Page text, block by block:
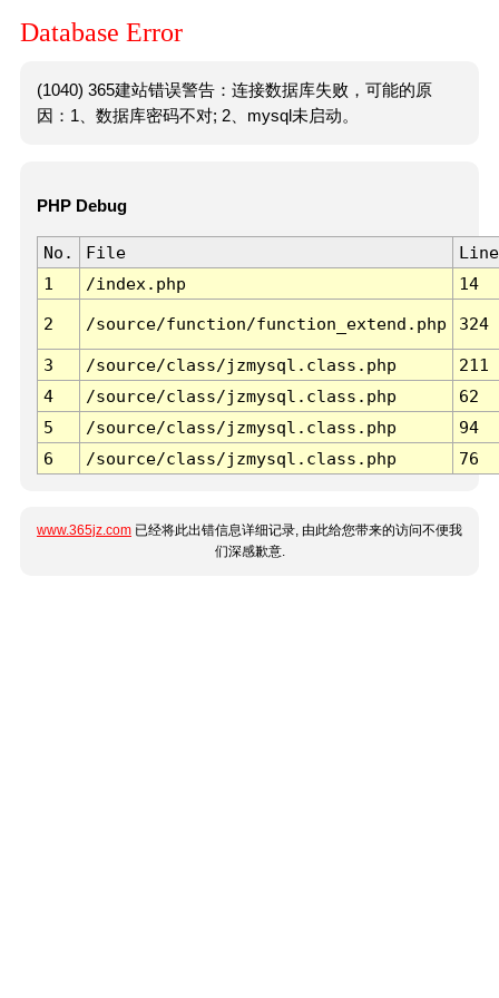
Database Error
(1040) 365建站错误警告：连接数据库失败，可能的原
因：1、数据库密码不对; 2、mysql未启动。
PHP Debug
No. File
Line
1
/index.php 14
2 /source/function/function_extend.php 324
3 /source/class/jzmysql.class.php
211
4
/source/class/jzmysql.class.php
62
5
/source/class/jzmysql.class.php
94
6
/source/class/jzmysql.class.php 76
www.365jz.com 已经将此出错信息详细记录, 由此给您带来的访问不便我
们深感歉意.